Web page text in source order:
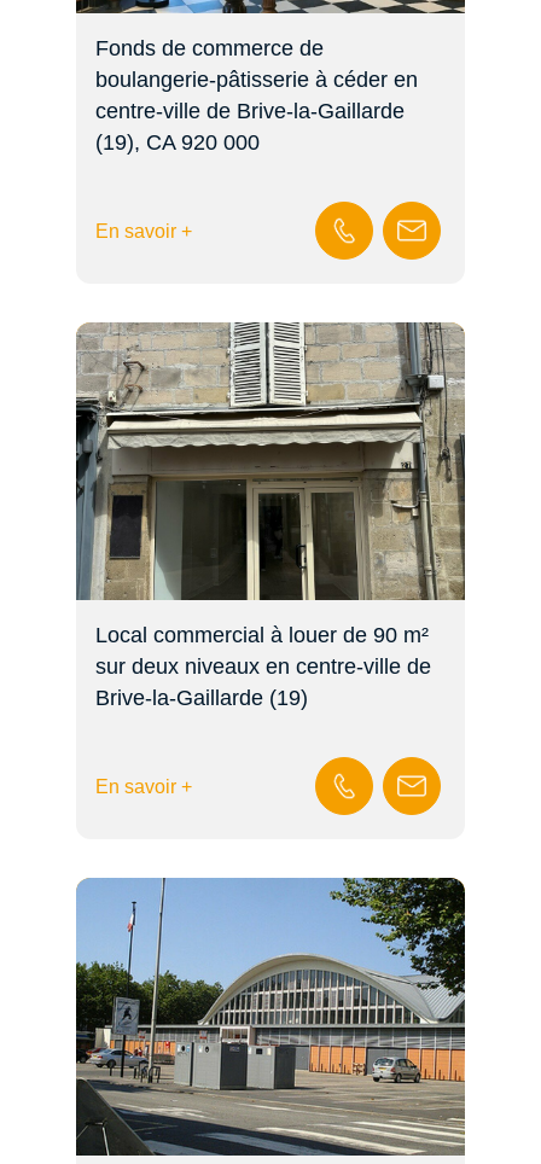
Fonds de commerce de
boulangerie-pâtisserie à céder en
centre-ville de Brive-la-Gaillarde
(19), CA 920 000 
En savoir +
Local commercial à louer de 90 m²
sur deux niveaux en centre-ville de
Brive-la-Gaillarde (19)
En savoir +